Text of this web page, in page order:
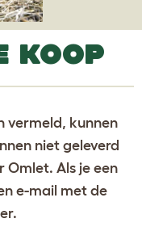
KOOP
vermeld, kunnen
niet geleverd
Omlet. Als je een
e-mail met de